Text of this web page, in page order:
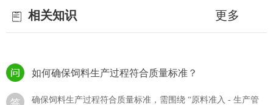
更多
相关知识
猪饲料的选购直接影响生猪生长效率、养殖成本及猪肉产品，
如何确保饲料生产过程符合质量标准？
确保饲料生产过程符合质量标准，需围绕 “原料准入 - 生产管